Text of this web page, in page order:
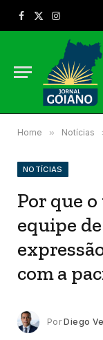
Facebook
X
Instagram
Home » Notícias
NOTÍCIAS
Por que
equipe
com a
Por Diego